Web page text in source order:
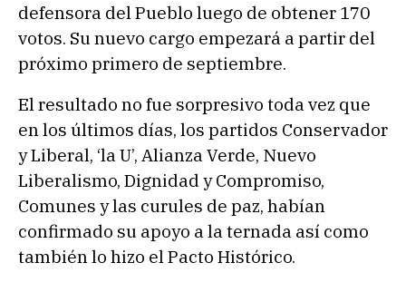
defensora del Pueblo luego de obtener 170
votos. Su nuevo cargo empezará a partir del
próximo primero de septiembre.
El resultado no fue sorpresivo toda vez que
en los últimos días, los partidos Conservador
y Liberal, ‘la U’, Alianza Verde, Nuevo
Liberalismo, Dignidad y Compromiso,
Comunes y las curules de paz, habían
confirmado su apoyo a la ternada así como
también lo hizo el Pacto Histórico.